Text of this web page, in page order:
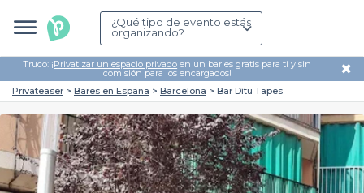
¿Qué tipo de evento estás
organizando?
Truco: ¡Privatizar un espacio privado en un bar es gratis para ti y sin
comisión para los encargados! ✖
Privateaser Bares en España Barcelona Bar Dítu Tapes